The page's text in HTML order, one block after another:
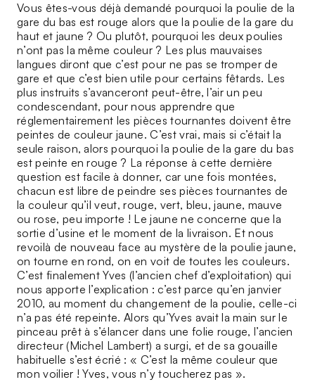
Vous êtes-vous déjà demandé pourquoi la poulie de la
gare du bas est rouge alors que la poulie de la gare du
haut et jaune ? Ou plutôt, pourquoi les deux poulies
n’ont pas la même couleur ? Les plus mauvaises
langues diront que c’est pour ne pas se tromper de
gare et que c’est bien utile pour certains fêtards. Les
plus instruits s’avanceront peut-être, l’air un peu
condescendant, pour nous apprendre que
réglementairement les pièces tournantes doivent être
peintes de couleur jaune. C’est vrai, mais si c’était la
seule raison, alors pourquoi la poulie de la gare du bas
est peinte en rouge ? La réponse à cette dernière
question est facile à donner, car une fois montées,
chacun est libre de peindre ses pièces tournantes de
la couleur qu’il veut, rouge, vert, bleu, jaune, mauve
ou rose, peu importe ! Le jaune ne concerne que la
sortie d’usine et le moment de la livraison. Et nous
revoilà de nouveau face au mystère de la poulie jaune,
on tourne en rond, on en voit de toutes les couleurs.
C’est finalement Yves (l’ancien chef d’exploitation) qui
nous apporte l’explication : c’est parce qu’en janvier
2010, au moment du changement de la poulie, celle-ci
n’a pas été repeinte. Alors qu’Yves avait la main sur le
pinceau prêt à s’élancer dans une folie rouge, l’ancien
directeur (Michel Lambert) a surgi, et de sa gouaille
habituelle s’est écrié : « C’est la même couleur que
mon voilier ! Yves, vous n’y toucherez pas ».